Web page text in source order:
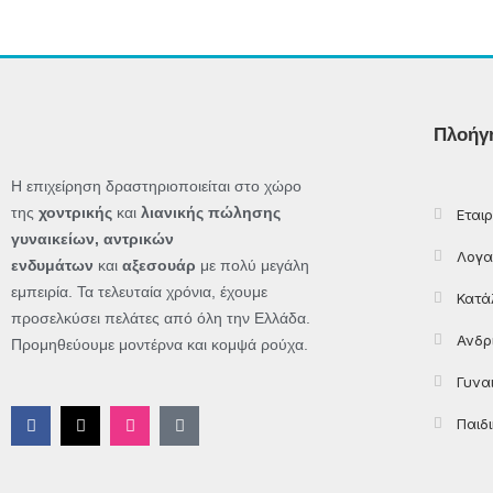
Η επιχείρηση δραστηριοποιείται στο χώρο
της χοντρικής και λιανικής πώλησης
γυναικείων, αντρικών
ενδυμάτων και αξεσουάρ με πολύ μεγάλη
εμπειρία. Τα τελευταία χρόνια, έχουμε
προσελκύσει πελάτες από όλη την Ελλάδα.
Προμηθεύουμε μοντέρνα και κομψά ρούχα.
a
c
-
t
n
s
i
k